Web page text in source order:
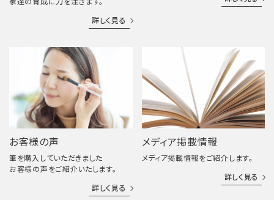
詳しく見る
お客様の声
筆を購入していただきました
お客様の声をご紹介いたします。
詳しく見る
メディア掲載情報
メディア掲載情報をご紹介します。
詳しく見る